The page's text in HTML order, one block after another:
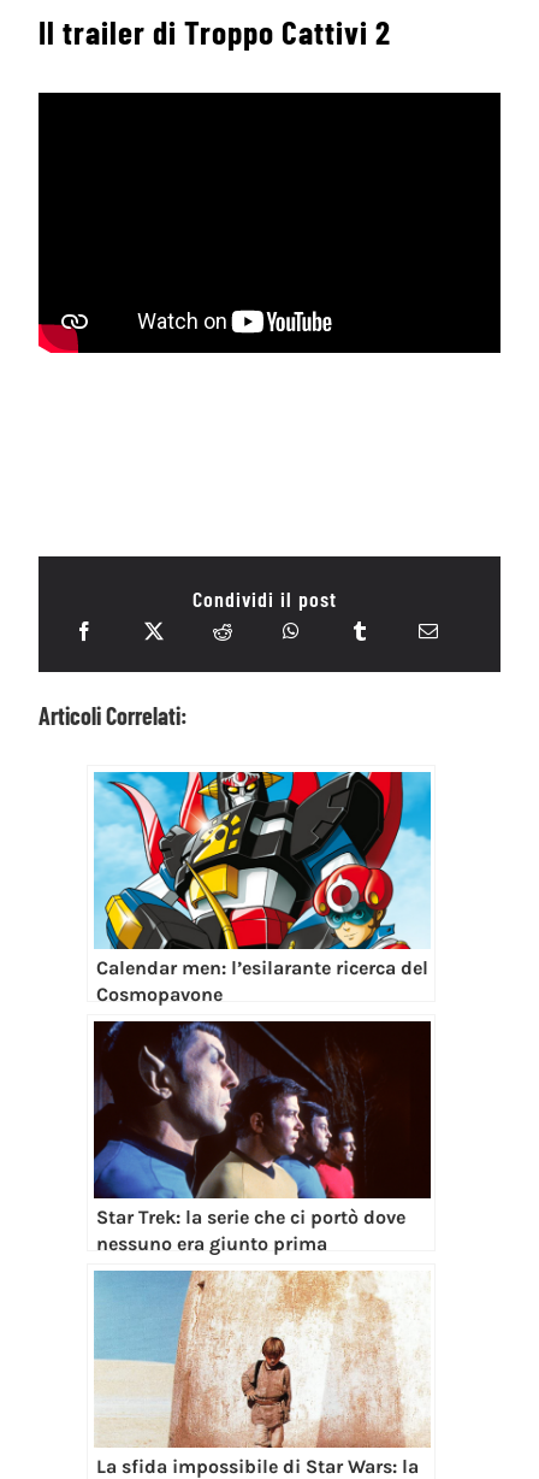
Il trailer di Troppo Cattivi 2
Condividi il post
Articoli Correlati:
Calendar men: l’esilarante ricerca del
Cosmopavone
Star Trek: la serie che ci portò dove
nessuno era giunto prima
La sfida impossibile di Star Wars: la